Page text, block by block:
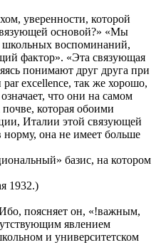
уверенности, которой
основой?» «Мы
воспоминаний,
фактор». «Эта связующая
понимают друг друга при
excellence, так же хорошо,
что они на самом
которая обоими
Италии этой связующей
норму, она не имеет больше
базис, на котором
1932.)
поясняет он, «!важным,
явлением
и университетском